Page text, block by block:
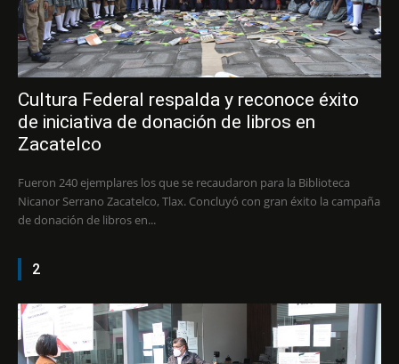
Cultura Federal respalda y reconoce éxito
de iniciativa de donación de libros en
Zacatelco
Fueron 240 ejemplares los que se recaudaron para la Biblioteca
Nicanor Serrano Zacatelco, Tlax. Concluyó con gran éxito la campaña
de donación de libros en...
2